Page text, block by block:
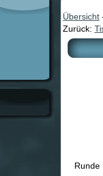
Übersicht
Zurück:
Runde